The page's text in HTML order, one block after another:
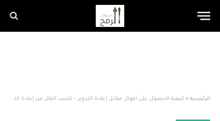
الرئيسية » كيفية الحصول على أموال مقابل إعادة التدوير – كسب المال من إعادة التدوير